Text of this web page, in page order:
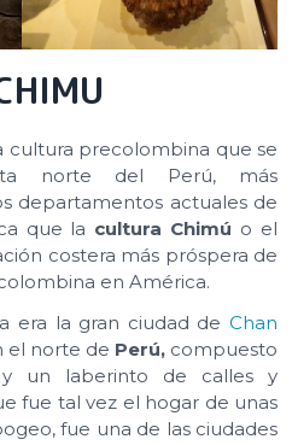
cultura precolombina que se
norte del Perú, más
departamentos actuales de
que la cultura Chimú o el
costera más próspera de
en América.
era la gran ciudad de Chan
el norte de Perú, compuesto
un laberinto de calles y
fue tal vez el hogar de unas
fue una de las ciudades